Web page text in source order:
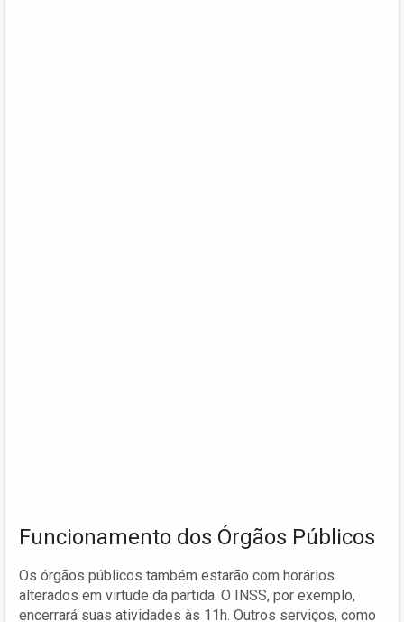
Funcionamento dos Órgãos Públicos
Os órgãos públicos também estarão com horários
alterados em virtude da partida. O INSS, por exemplo,
encerrará suas atividades às 11h. Outros serviços, como